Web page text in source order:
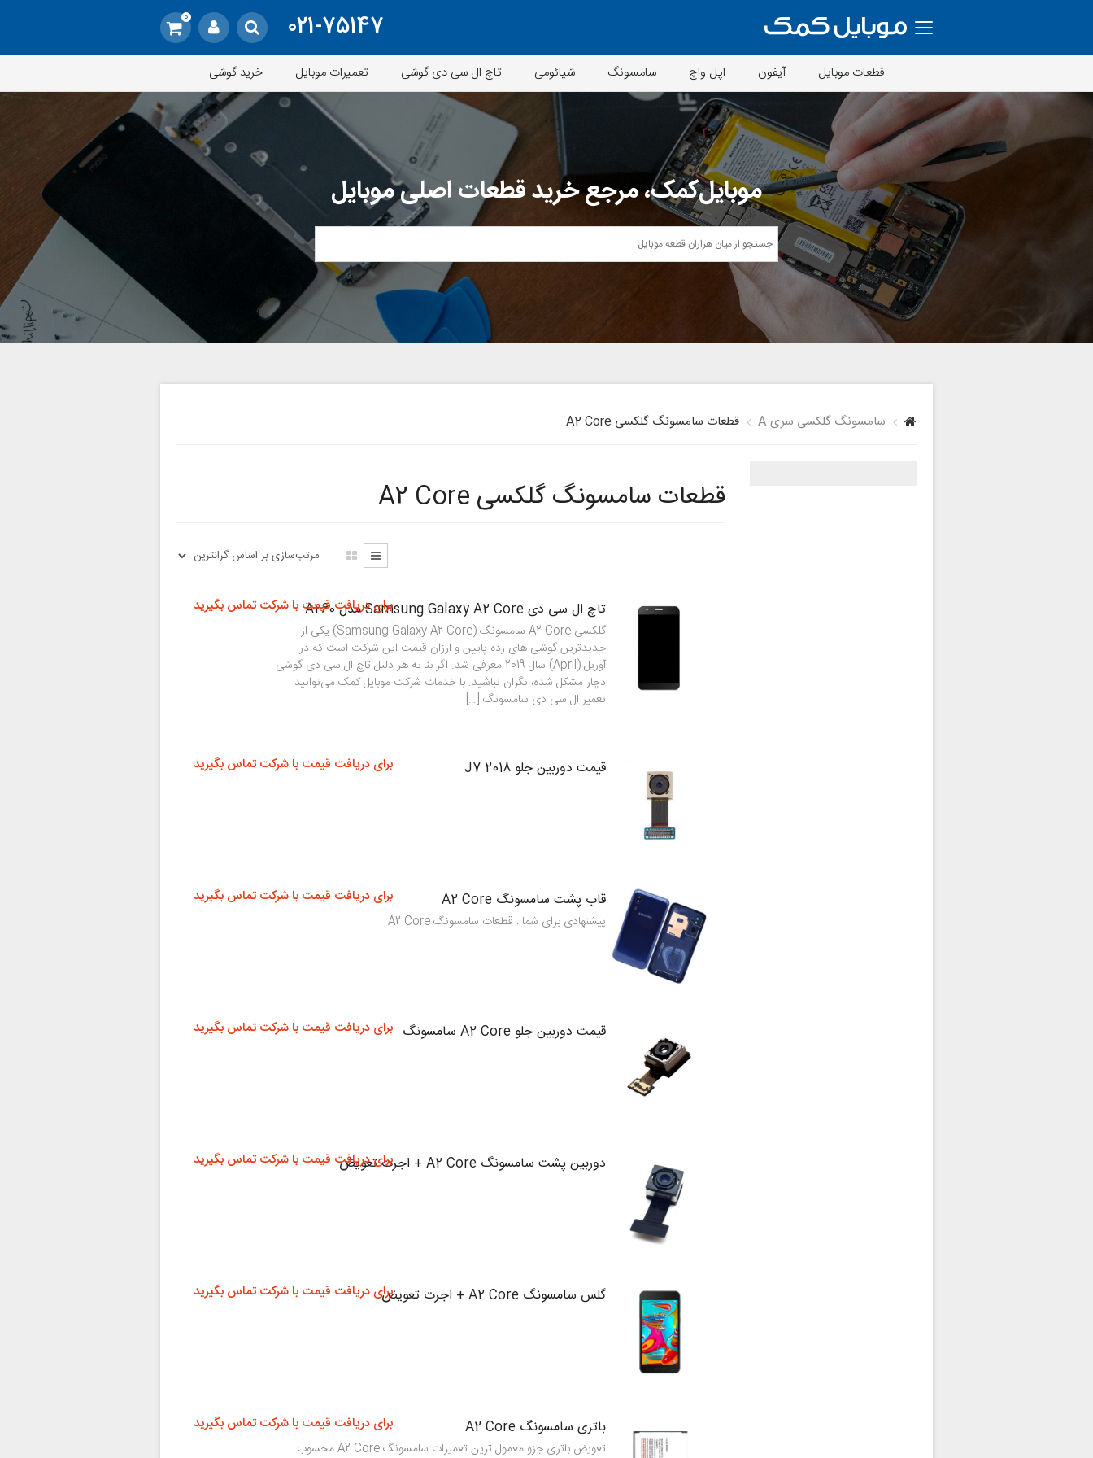
021-75147
0
قطعات موبایل آیفون اپل واچ سامسونگ شیائومی تاچ ال سی دی گوشی تعمیرات موبایل خرید گوشی
موبایل‌کمک، مرجع خرید قطعات اصلی موبایل
سامسونگ گلکسی سری A قطعات سامسونگ گلکسی A2 Core
قطعات سامسونگ گلکسی A2 Core
تاچ ال سی دی Samsung Galaxy A2 Core مدل A260
گلکسی A2 Core سامسونگ (Samsung Galaxy A2 Core) یکی از
جدیدترین گوشی های رده پایین و ارزان قیمت این شرکت است که در
آوریل (April) سال 2019 معرفی شد. اگر بنا به هر دلیل تاچ ال سی دی گوشی
دچار مشکل شده، نگران نباشید. با خدمات شرکت موبایل کمک می‌توانید
تعمیر ال سی دی سامسونگ […]
برای دریافت قیمت با شرکت تماس بگیرید
قیمت دوربین جلو J7 2018 برای دریافت قیمت با شرکت تماس بگیرید
قاب پشت سامسونگ A2 Core
پیشنهادی برای شما : قطعات سامسونگ A2 Core
برای دریافت قیمت با شرکت تماس بگیرید
قیمت دوربین جلو A2 Core سامسونگ برای دریافت قیمت با شرکت تماس بگیرید
دوربین پشت سامسونگ A2 Core + اجرت تعویض برای دریافت قیمت با شرکت تماس بگیرید
گلس سامسونگ A2 Core + اجرت تعویض برای دریافت قیمت با شرکت تماس بگیرید
باتری سامسونگ A2 Core
تعویض باتری جزو معمول ترین تعمیرات سامسونگ A2 Core محسوب
برای دریافت قیمت با شرکت تماس بگیرید